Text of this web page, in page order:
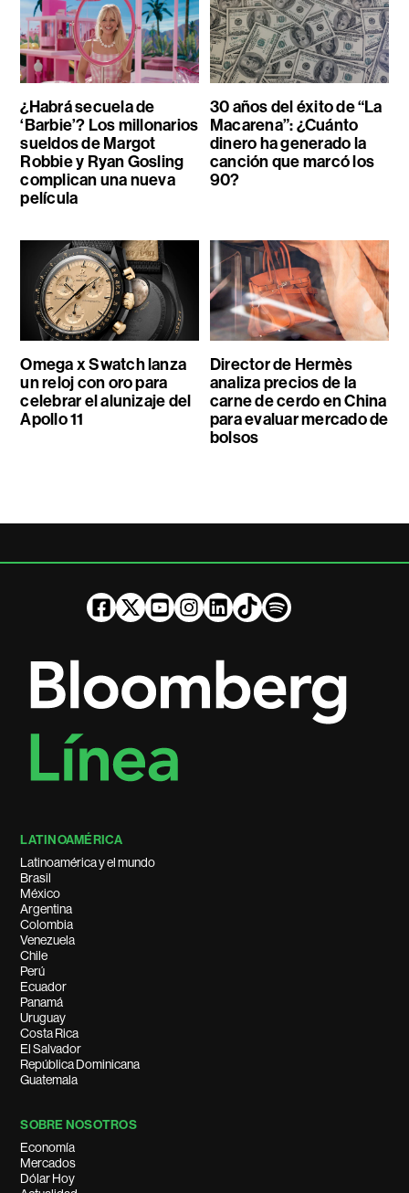
¿Habrá secuela de
‘Barbie’? Los millonarios
sueldos de Margot
Robbie y Ryan Gosling
complican una nueva
película
30 años del éxito de “La
Macarena”: ¿Cuánto
dinero ha generado la
canción que marcó los
90?
Omega x Swatch lanza
un reloj con oro para
celebrar el alunizaje del
Apollo 11
Director de Hermès
analiza precios de la
carne de cerdo en China
para evaluar mercado de
bolsos
LATINOAMÉRICA
Latinoamérica y el mundo
Brasil
México
Argentina
Colombia
Venezuela
Chile
Perú
Ecuador
Panamá
Uruguay
Costa Rica
El Salvador
República Dominicana
Guatemala
SOBRE NOSOTROS
Economía
Mercados
Dólar Hoy